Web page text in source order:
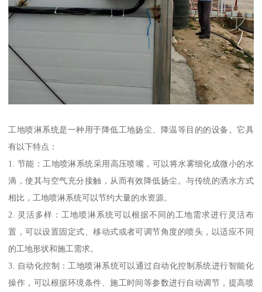
工地喷淋系统是一种用于降低工地扬尘、降温等目的的设备。它具
有以下特点：
1. 节能：工地喷淋系统采用高压喷嘴，可以将水雾细化成微小的水
滴，使其与空气充分接触，从而有效降低扬尘。与传统的洒水方式
相比，工地喷淋系统可以节约大量的水资源。
2. 灵活多样：工地喷淋系统可以根据不同的工地需求进行灵活布
置，可以设置固定式、移动式或者可调节角度的喷头，以适应不同
的工地形状和施工需求。
3. 自动化控制：工地喷淋系统可以通过自动化控制系统进行智能化
操作，可以根据环境条件、施工时间等参数进行自动调节，提高喷